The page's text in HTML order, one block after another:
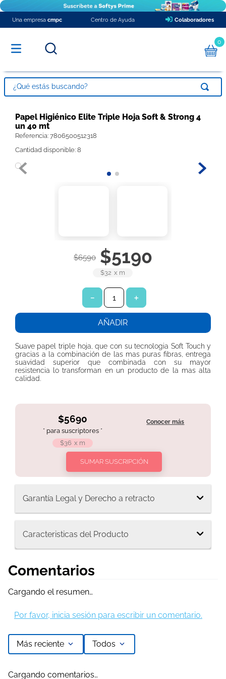
Una empresa cmpc Centro de Ayuda Colaboradores
0
¿Qué estás buscando?
Papel Higiénico Elite Triple Hoja Soft & Strong 4
un 40 mt
Referencia: 7806500512318
Cantidad disponible: 8
$6590 $5190
$32 x m
＋
－
AÑADIR
Suave papel triple hoja, que con su tecnologia Soft Touch y
gracias a la combinación de las mas puras fibras, entrega
suavidad superior que combinada con su mayor
resistencia lo transforman en un producto de la mas alta
calidad.
$5690
* para suscriptores *
$36 x m
Conocer más
SUMAR SUSCRIPCIÓN
Garantía Legal y Derecho a retracto
Caracteristicas del Producto
Comentarios
Cargando el resumen…
Por favor, inicia sesión para escribir un comentario.
Más reciente Todos
Cargando comentarios…
TÉRMINOS MÁS BUSCADOS
1.
pañales
papel higienico
3.
protector diario ladysoft protección ultradelgada tela suave